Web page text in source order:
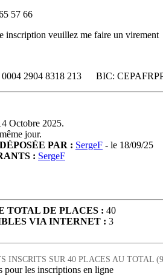
57 66
inscription veuillez me faire un virement
0004 2904 8318 213 BIC:
Octobre 2025.
jour.
PAR : SergeF - le 18/09/25
: SergeF
TOTAL DE PLACES : 40
VIA INTERNET : 3
INSCRITS SUR 40 PLACES AU TOTAL
pour les inscriptions en ligne